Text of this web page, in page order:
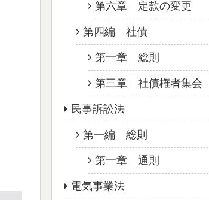
第六章 定款の変更
第四編 社債
第一章 総則
第三章 社債権者集会
民事訴訟法
第一編 総則
第一章 通則
電気事業法